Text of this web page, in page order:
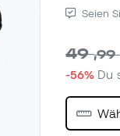
Seien
49,99
-56% Du